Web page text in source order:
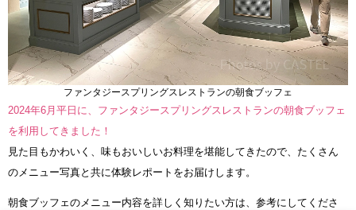
ファンタジースプリングスレストランの朝食ブッフェ
2024年6月平日に、ファンタジースプリングスレストランの朝食ブッフェ
を利用してきました！
見た目もかわいく、味もおいしいお料理を堪能してきたので、たくさん
のメニュー写真と共に体験レポートをお届けします。
朝食ブッフェのメニュー内容を詳しく知りたい方は、参考にしてくださ